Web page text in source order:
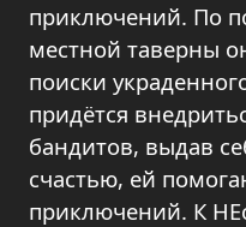
приключений. По
местной таверны
поиски
придётся
бандитов, выдав
счастью, ей
приключений. К